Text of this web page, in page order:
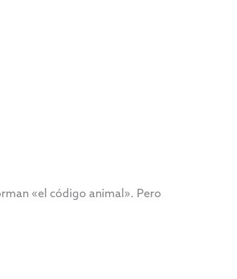
«el código animal». Pero